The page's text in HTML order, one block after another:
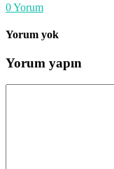
0Yorum
Yorum yok
Yorum yapın